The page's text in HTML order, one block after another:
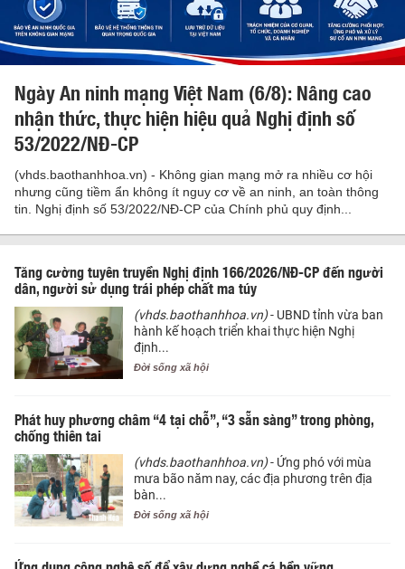
Ngày An ninh mạng Việt Nam (6/8): Nâng cao
nhận thức, thực hiện hiệu quả Nghị định số
53/2022/NĐ-CP
(vhds.baothanhhoa.vn) - Không gian mạng mở ra nhiều cơ hội
nhưng cũng tiềm ẩn không ít nguy cơ về an ninh, an toàn thông
tin. Nghị định số 53/2022/NĐ-CP của Chính phủ quy định...
Tăng cường tuyên truyền Nghị định 166/2026/NĐ-CP đến người
dân, người sử dụng trái phép chất ma túy
(vhds.baothanhhoa.vn)- UBND tỉnh vừa ban
hành kế hoạch triển khai thực hiện Nghị
định...
Đời sống xã hội
Phát huy phương châm “4 tại chỗ”, “3 sẵn sàng” trong phòng,
chống thiên tai
(vhds.baothanhhoa.vn)- Ứng phó với mùa
mưa bão năm nay, các địa phương trên địa
bàn...
Đời sống xã hội